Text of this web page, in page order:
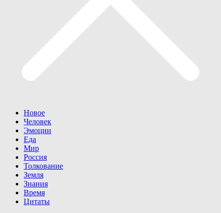
Новое
Человек
Эмоции
Еда
Мир
Россия
Толкование
Земля
Знания
Время
Цитаты